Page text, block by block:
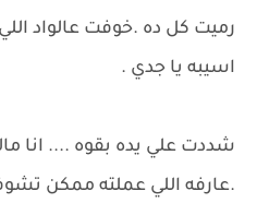
رميت كل ده .خوفت عالواد
اسيبه يا جدي .
شددت علي يده بقوه .... انا
.عارفه اللي عملته ممكن